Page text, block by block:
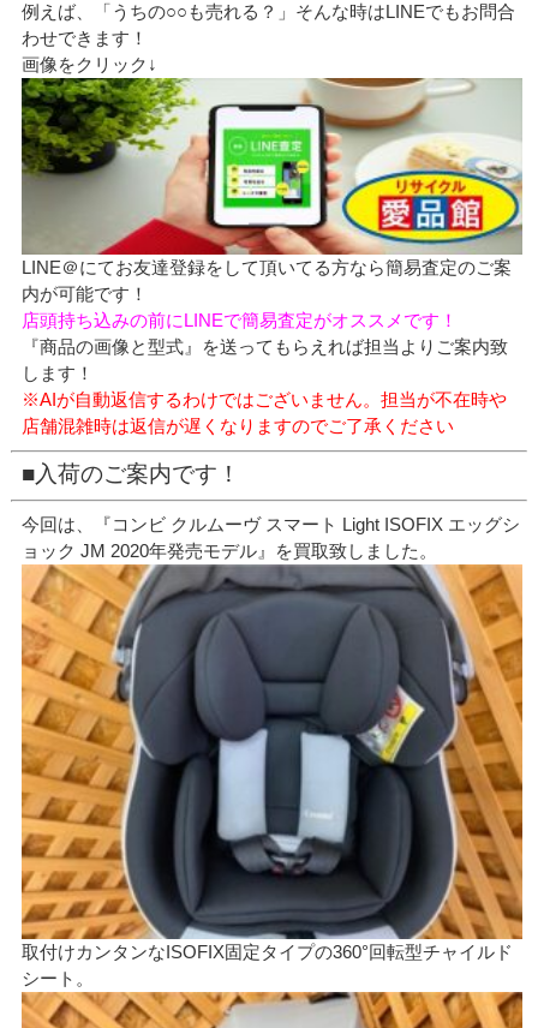
例えば、「うちの○○も売れる？」そんな時はLINEでもお問合
わせできます！
画像をクリック↓
LINE＠にてお友達登録をして頂いてる方なら簡易査定のご案
内が可能です！
店頭持ち込みの前にLINEで簡易査定がオススメです！
『商品の画像と型式』を送ってもらえれば担当よりご案内致
します！
※AIが自動返信するわけではございません。担当が不在時や
店舗混雑時は返信が遅くなりますのでご了承ください
■入荷のご案内です！
今回は、『コンビ クルムーヴ スマート Light ISOFIX エッグシ
ョック JM 2020年発売モデル』を買取致しました。
取付けカンタンなISOFIX固定タイプの360°回転型チャイルド
シート。